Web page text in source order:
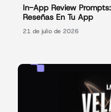
In-App Review
Reseñas En Tu App
21 de julio de 2026